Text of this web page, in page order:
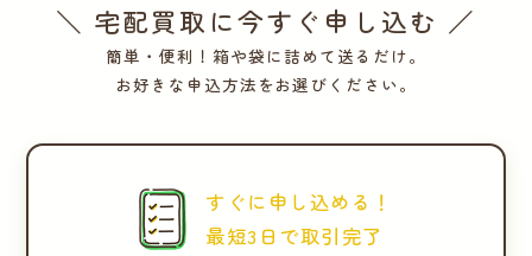
＼ 宅配買取に今すぐ申し込む ／
簡単・便利！箱や袋に詰めて送るだけ。
お好きな申込方法をお選びください。
すぐに申し込める！
最短3日で取引完了